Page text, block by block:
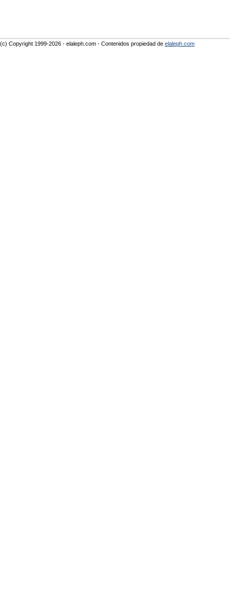
(c) Copyright 1999-2026 - elaleph.com - Contenidos propiedad de elaleph.com